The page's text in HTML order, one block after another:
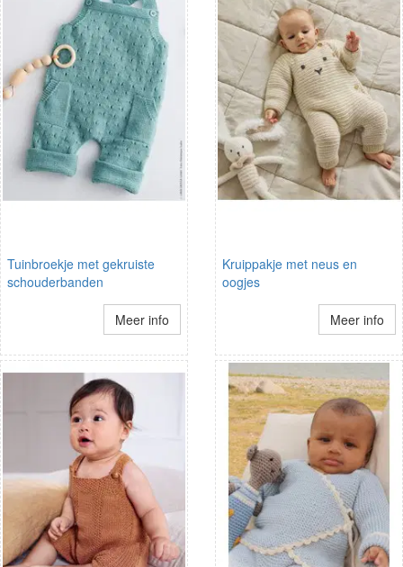
Tuinbroekje met gekruiste
schouderbanden
Meer info
Kruippakje met neus en
oogjes
Meer info